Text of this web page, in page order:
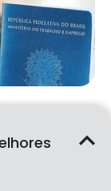
aplicação